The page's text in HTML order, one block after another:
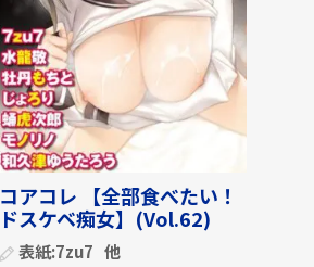
コアコレ 【全部食べたい！
ドスケベ痴女】(Vol.62)
表紙:7zu7 他